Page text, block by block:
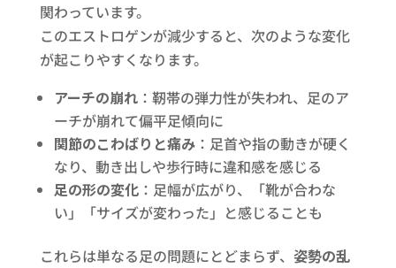
関わっています。
このエストロゲンが減少すると、次のような変化
が起こりやすくなります。
アーチの崩れ：靭帯の弾力性が失われ、足のア
ーチが崩れて偏平足傾向に
関節のこわばりと痛み：足首や指の動きが硬く
なり、動き出しや歩行時に違和感を感じる
足の形の変化：足幅が広がり、「靴が合わな
い」「サイズが変わった」と感じることも
これらは単なる足の問題にとどまらず、 姿勢の乱